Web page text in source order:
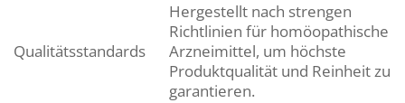
Qualitätsstandards
Hergestellt nach strengen
Richtlinien für homöopathische
Arzneimittel, um höchste
Produktqualität und Reinheit zu
garantieren.